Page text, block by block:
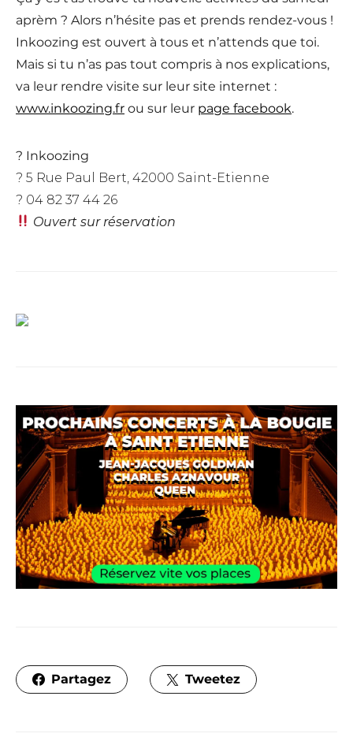
aprèm ? Alors n’hésite pas et prends rendez-vous !
Inkoozing est ouvert à tous et n’attends que toi.
Mais si tu n’as pas tout compris à nos explications,
va leur rendre visite sur leur site internet :
www.inkoozing.fr ou sur leur page facebook.
? Inkoozing
? 5 Rue Paul Bert, 42000 Saint-Etienne
? 04 82 37 44 26
Ouvert sur réservation
Partagez Tweetez